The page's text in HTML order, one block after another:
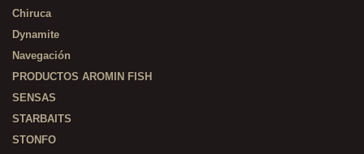
Chiruca
Dynamite
Navegación
PRODUCTOS AROMIN FISH
SENSAS
STARBAITS
STONFO